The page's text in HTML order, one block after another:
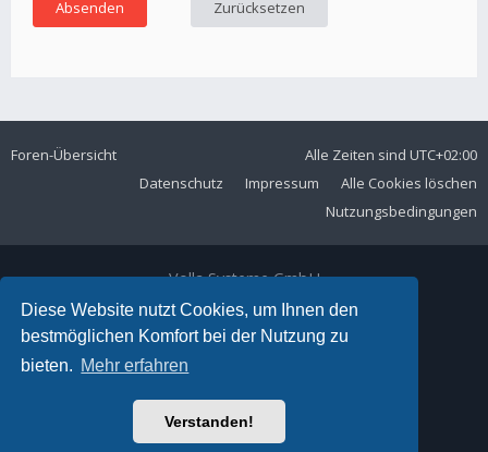
Diese Website nutzt Cookies, um Ihnen den
bestmöglichen Komfort bei der Nutzung zu
bieten. Mehr erfahren
Verstanden!
Foren-Übersicht Alle Zeiten sind UTC+02:00
Alle Cookies löschen
Impressum
Datenschutz
Nutzungsbedingungen
Volla Systeme GmbH
Kölner Straße 102
42897 Remscheid
Telefon:+49 2191 59897 61
E-Mail:
Ariki Theme by